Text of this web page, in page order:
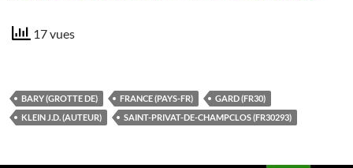
17 vues
BARY (GROTTE DE) FRANCE (PAYS-FR)
GARD (FR30)
KLEIN J.D. (AUTEUR)
SAINT-PRIVAT-DE-CHAMPCLOS (FR30293)